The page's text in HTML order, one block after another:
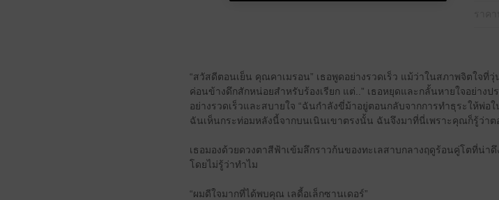
“สวัสดีตอนเย็น คุณคาเมรอน” เธอพูดอย่างรวดเร็ว แม้ว่าในสภาพจิตใจที่
ค่อนข้างดึกสักหน่อยสำหรับร้องเรียก แต่..” เธอหยุดและกลั้นหายใจอย่าง
อย่างรวดเร็วและสบายใจ “ฉันกำลังขี่ม้าอยู่ตอนกลับจากการทำธุระให้พ่
ฉันเห็นกระท่อมหลังนี้จากบนเนินเขาตรงนั้น ฉันจึงมาที่นี่เพราะคุณก็รู้ว่า
เธอมองด้วยดวงตาสีฟ้าเข้มลึกราวก้นของทะเลสาบกลางฤดูร้อนคู่โตที่น่า
โดยไม่รู้ว่าทำไม
“ผมดีใจมากที่ได้พบคุณ เลดี้อเล็กซานเดอร์”